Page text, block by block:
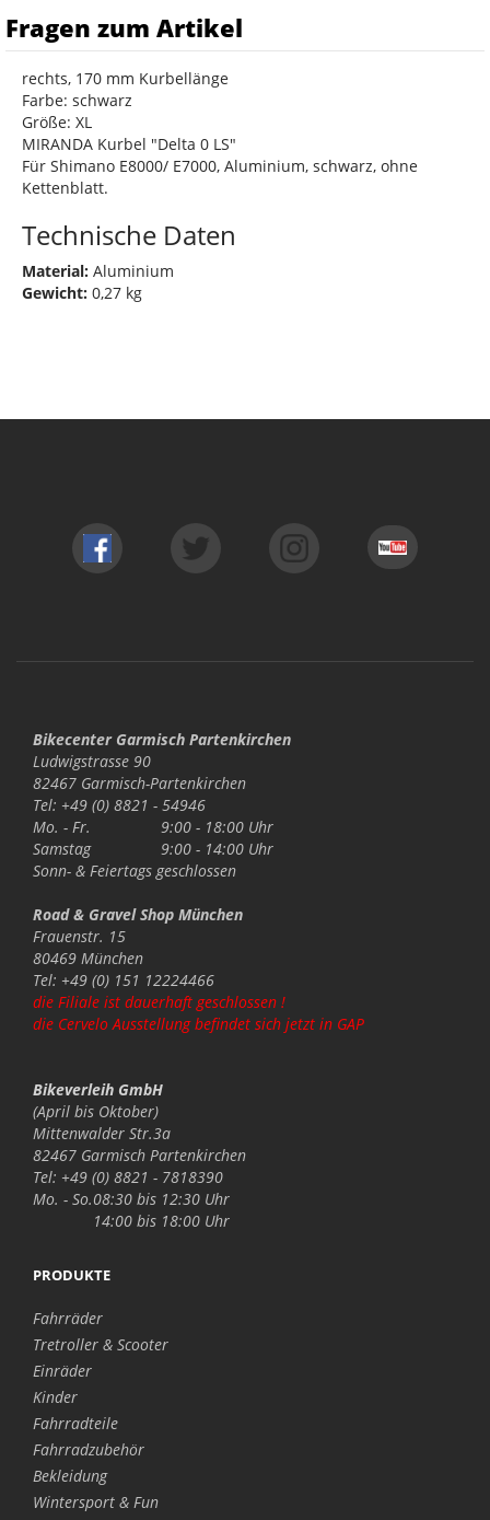
Fragen zum Artikel
rechts, 170 mm Kurbellänge
Farbe: schwarz
Größe: XL
MIRANDA Kurbel "Delta 0 LS"
Für Shimano E8000/ E7000, Aluminium, schwarz, ohne
Kettenblatt.
Technische Daten
Material: Aluminium
Gewicht: 0,27 kg
Bikecenter Garmisch Partenkirchen
Ludwigstrasse 90
82467 Garmisch-Partenkirchen
Tel: +49 (0) 8821 - 54946
Mo. - Fr.
9:00 - 18:00 Uhr
Samstag
9:00 - 14:00 Uhr
Sonn- & Feiertags geschlossen
Road & Gravel Shop München
Frauenstr. 15
80469 München
Tel: +49 (0) 151 12224466
die Filiale ist dauerhaft geschlossen !
die Cervelo Ausstellung befindet sich jetzt in GAP
Bikeverleih GmbH
(April bis Oktober)
Mittenwalder Str.3a
82467 Garmisch Partenkirchen
Tel: +49 (0) 8821 - 7818390
Mo. - So.08:30 bis 12:30 Uhr
14:00 bis 18:00 Uhr
PRODUKTE
Fahrräder
Tretroller & Scooter
Einräder
Kinder
Fahrradteile
Fahrradzubehör
Bekleidung
Wintersport & Fun